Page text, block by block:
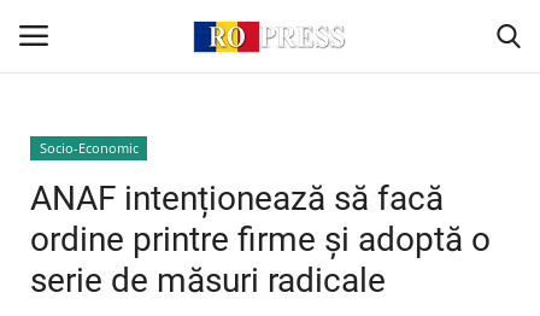
Conectare
Acasă
Intern
Socio-Economic
ANAF intenționează să facă
ordine printre firme și adoptă o
serie de măsuri radicale